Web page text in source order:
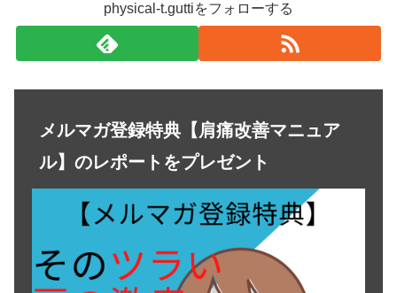
physical-t.guttiをフォローする
メルマガ登録特典【肩痛改善マニュア
ル】のレポートをプレゼント